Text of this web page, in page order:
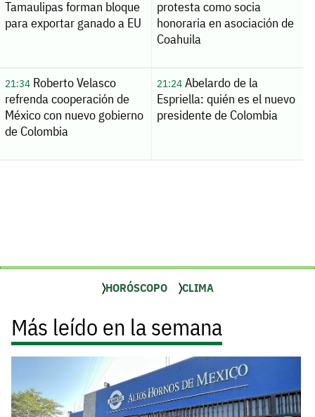
Tamaulipas forman bloque
para exportar ganado a EU
protesta como socia
honoraria en asociación de
Coahuila
21:34Roberto Velasco
refrenda cooperación de
México con nuevo gobierno
de Colombia
21:24Abelardo de la
Espriella: quién es el nuevo
presidente de Colombia
HORÓSCOPO CLIMA
Más leído en la semana